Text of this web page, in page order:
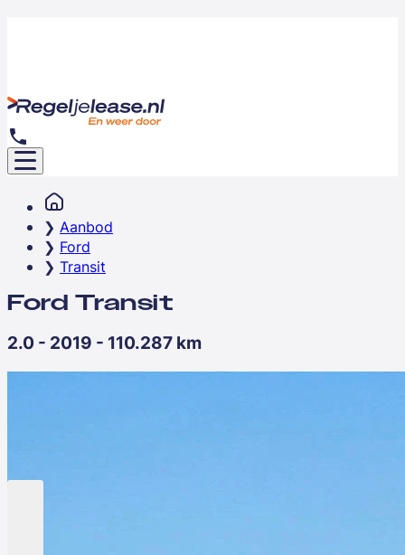
Aanbod
Ford
Transit
Ford Transit
2.0 - 2019 - 110.287 km